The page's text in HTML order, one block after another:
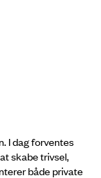
I dag forventes
skabe trivsel,
både private